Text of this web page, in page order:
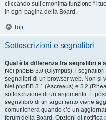
cliccando sull’omonima funzione “I
in ogni pagina della Board.
Top
Sottoscrizioni e segnalibri
Qual è la differenza fra segnalibri e
Nel phpBB 3.0 (Olympus), i
segnalibri di un browser web. Non si
Nel phpBB 3.1 (Ascraeus) e 3.2
sottoscrizione di un argomento. È
segnalibro di un argomento viene
comunicherà quando c’è un
forum della Board. Opzioni di